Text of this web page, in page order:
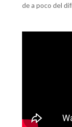
de a poco del